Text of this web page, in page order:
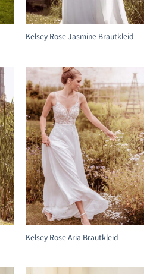
Kelsey Rose Jasmine Brautkleid
Kelsey Rose Aria Brautkleid